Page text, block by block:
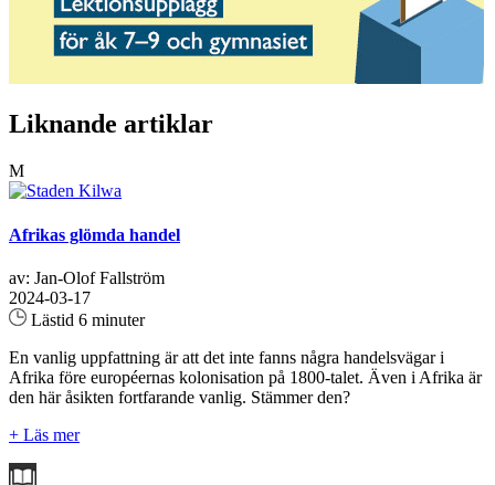
Liknande artiklar
M
Afrikas glömda handel
av: Jan-Olof Fallström
2024-03-17
Lästid 6 minuter
En vanlig uppfattning är att det inte fanns några handelsvägar i
Afrika före européernas kolonisation på 1800-talet. Även i Afrika är
den här åsikten fortfarande vanlig. Stämmer den?
+ Läs mer